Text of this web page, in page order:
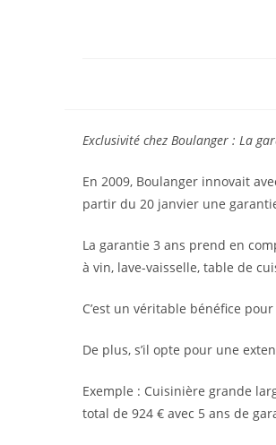
Exclusivité chez Boulanger : La
En 2009, Boulanger innovait
partir du 20 janvier une
La garantie 3 ans prend en
à vin, lave-vaisselle, table de
C’est un véritable bénéfice
De plus, s’il opte pour une
Exemple : Cuisinière grande
total de 924 € avec 5 ans de